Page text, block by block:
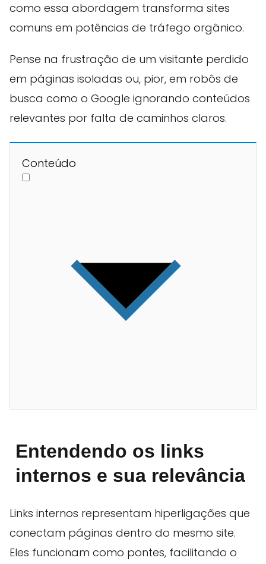
como essa abordagem transforma sites
comuns em potências de tráfego orgânico.
Pense na frustração de um visitante perdido
em páginas isoladas ou, pior, em robôs de
busca como o Google ignorando conteúdos
relevantes por falta de caminhos claros.
Conteúdo
Entendendo os links
internos e sua relevância
Links internos representam hiperligações que
conectam páginas dentro do mesmo site.
Eles funcionam como pontes, facilitando o